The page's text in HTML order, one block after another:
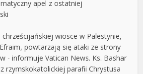
apel z ostatniej
wiosce w Palestynie,
powtarzają się ataki ze strony
- informuje Vatican News. Ks. Bashar
rzymskokatolickiej parafii Chrystusa